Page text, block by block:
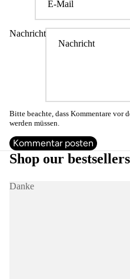
Nachricht
Bitte beachte, dass Kommentare vor
werden müssen.
Kommentar posten
Shop our bestsellers
Danke